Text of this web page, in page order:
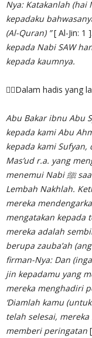
Nya: Katakanlah (hai
kepadaku
(Al-Quran) ”[ Al-Jin: 1
kepada Nabi SAW
kepada kaumnya.
✍🏻Dalam hadis yang
Abu Bakar ibnu Abu
kepada kami Abu
kepada kami
Mas’ud r.a. yang
menemui Nabi ﷺ saat itu sedang membaca Al-Quran di
Lembah Nakhlah.
mereka
mengatakan kepada
mereka adalah
berupa zauba’ah
firman-Nya: Dan
jin kepadamu yang
mereka menghadiri
‘Diamlah kamu
telah selesai,
memberi peringatan